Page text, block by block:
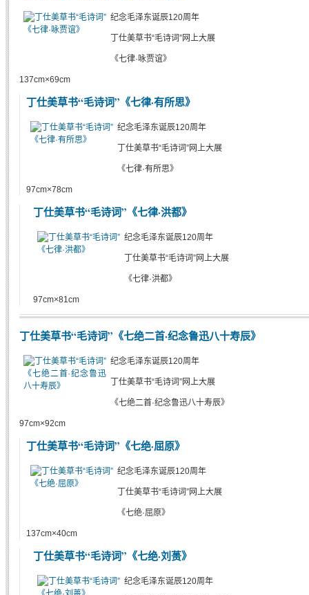
纪念毛泽东诞辰120周年
丁仕美草书“毛诗词”网上大展
《七律·咏贾谊》
137cm×69cm
丁仕美草书“毛诗词”《七律·有所思》
纪念毛泽东诞辰120周年
丁仕美草书“毛诗词”网上大展
《七律·有所思》
97cm×78cm
丁仕美草书“毛诗词”《七律·洪都》
纪念毛泽东诞辰120周年
丁仕美草书“毛诗词”网上大展
《七律·洪都》
97cm×81cm
丁仕美草书“毛诗词”《七绝二首·纪念鲁迅八十寿辰》
纪念毛泽东诞辰120周年
丁仕美草书“毛诗词”网上大展
《七绝二首·纪念鲁迅八十寿辰》
97cm×92cm
丁仕美草书“毛诗词”《七绝·屈原》
纪念毛泽东诞辰120周年
丁仕美草书“毛诗词”网上大展
《七绝·屈原》
137cm×40cm
丁仕美草书“毛诗词”《七绝·刘蒉》
纪念毛泽东诞辰120周年